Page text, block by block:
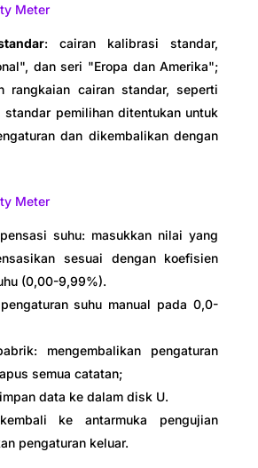
: cairan kalibrasi standar,
dan seri "Eropa dan Amerika";
rangkaian cairan standar, seperti
standar pemilihan ditentukan untuk
dan dikembalikan dengan
suhu: masukkan nilai yang
sesuai dengan koefisien
(0,00-9,99%).
suhu manual pada 0,0-
mengembalikan pengaturan
semua catatan;
data ke dalam disk U.
ke antarmuka pengujian
pengaturan keluar.